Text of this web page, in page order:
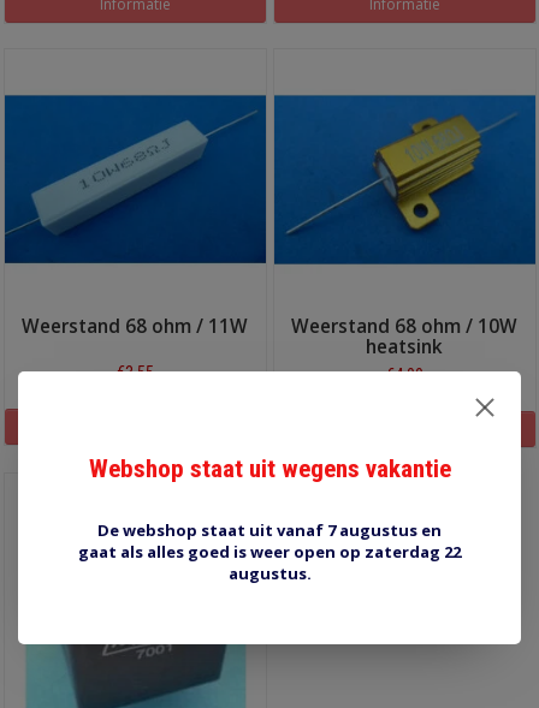
Weerstand 68 ohm / 11W
€3,55
Weerstand 68 ohm / 10W
heatsink
€4,00
Webshop staat uit wegens vakantie
De webshop staat uit vanaf 7 augustus en
gaat als alles goed is weer open op zaterdag 22
augustus.